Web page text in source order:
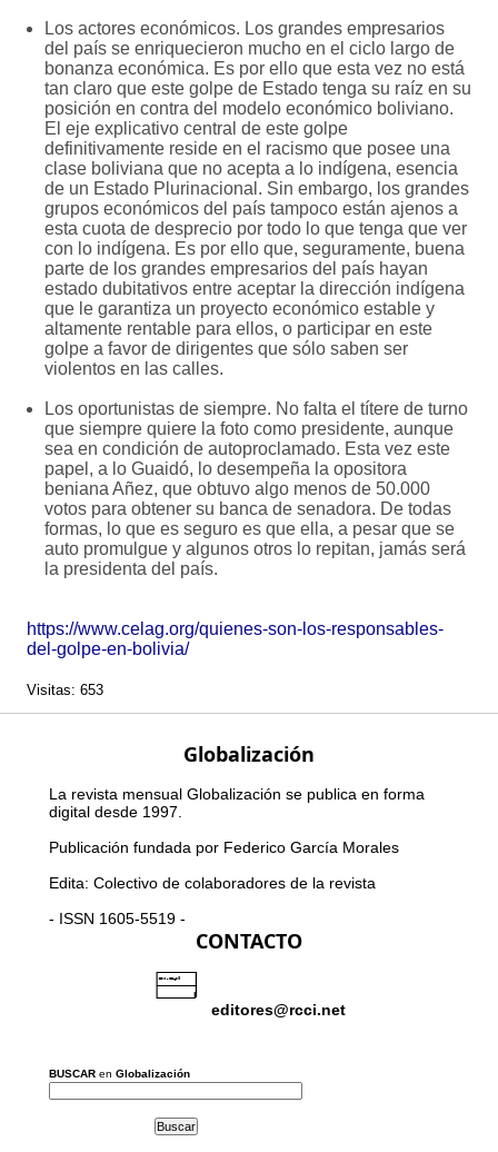
Los actores económicos. Los grandes empresarios
del país se enriquecieron mucho en el ciclo largo de
bonanza económica. Es por ello que esta vez no está
tan claro que este golpe de Estado tenga su raíz en su
posición en contra del modelo económico boliviano.
El eje explicativo central de este golpe
definitivamente reside en el racismo que posee una
clase boliviana que no acepta a lo indígena, esencia
de un Estado Plurinacional. Sin embargo, los grandes
grupos económicos del país tampoco están ajenos a
esta cuota de desprecio por todo lo que tenga que ver
con lo indígena. Es por ello que, seguramente, buena
parte de los grandes empresarios del país hayan
estado dubitativos entre aceptar la dirección indígena
que le garantiza un proyecto económico estable y
altamente rentable para ellos, o participar en este
golpe a favor de dirigentes que sólo saben ser
violentos en las calles.
Los oportunistas de siempre. No falta el títere de turno
que siempre quiere la foto como presidente, aunque
sea en condición de autoproclamado. Esta vez este
papel, a lo Guaidó, lo desempeña la opositora
beniana Añez, que obtuvo algo menos de 50.000
votos para obtener su banca de senadora. De todas
formas, lo que es seguro es que ella, a pesar que se
auto promulgue y algunos otros lo repitan, jamás será
la presidenta del país.
https://www.celag.org/quienes-son-los-responsables-
del-golpe-en-bolivia/
Visitas: 653
Globalización
La revista mensual Globalización se publica en forma
digital desde 1997.
Publicación fundada por Federico García Morales
Edita: Colectivo de colaboradores de la revista
- ISSN 1605-5519 -
CONTACTO
editores@rcci.net
BUSCAR en Globalización